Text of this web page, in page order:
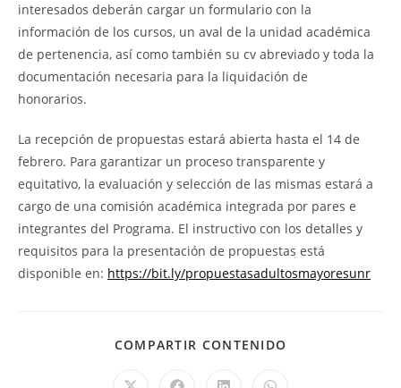
interesados deberán cargar un formulario con la
información de los cursos, un aval de la unidad académica
de pertenencia, así como también su cv abreviado y toda la
documentación necesaria para la liquidación de
honorarios.
La recepción de propuestas estará abierta hasta el 14 de
febrero. Para garantizar un proceso transparente y
equitativo, la evaluación y selección de las mismas estará a
cargo de una comisión académica integrada por pares e
integrantes del Programa. El instructivo con los detalles y
requisitos para la presentación de propuestas está
disponible en: https://bit.ly/propuestasadultosmayoresunr
COMPARTIR CONTENIDO